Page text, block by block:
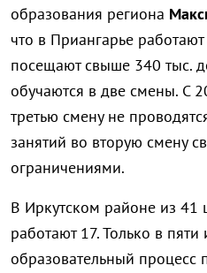
образования региона
что в Приангарье
посещают свыше 340 тыс.
обучаются в две смены. С
третью смену не
занятий во вторую смену
ограничениями.
В Иркутском районе из 41
работают 17. Только в
образовательный процесс